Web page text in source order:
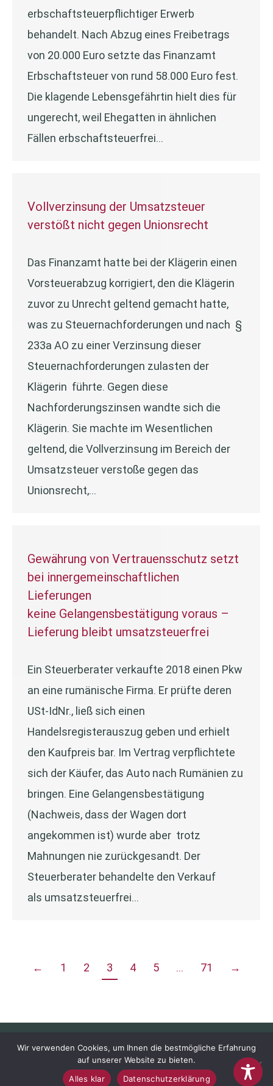
erbschaftsteuerpflichtiger Erwerb
behandelt. Nach Abzug eines Freibetrags
von 20.000 Euro setzte das Finanzamt
Erbschaftsteuer von rund 58.000 Euro fest.
Die klagende Lebensgefährtin hielt dies für
ungerecht, weil Ehegatten in ähnlichen
Fällen erbschaftsteuerfrei…
Vollverzinsung der Umsatzsteuer
verstößt nicht gegen Unionsrecht
Das Finanzamt hatte bei der Klägerin einen
Vorsteuerabzug korrigiert, den die Klägerin
zuvor zu Unrecht geltend gemacht hatte,
was zu Steuernachforderungen und nach §
233a AO zu einer Verzinsung dieser
Steuernachforderungen zulasten der
Klägerin führte. Gegen diese
Nachforderungszinsen wandte sich die
Klägerin. Sie machte im Wesentlichen
geltend, die Vollverzinsung im Bereich der
Umsatzsteuer verstoße gegen das
Unionsrecht,…
Gewährung von Vertrauensschutz setzt
bei innergemeinschaftlichen
Lieferungen
keine Gelangensbestätigung voraus –
Lieferung bleibt umsatzsteuerfrei
Ein Steuerberater verkaufte 2018 einen Pkw
an eine rumänische Firma. Er prüfte deren
USt-IdNr., ließ sich einen
Handelsregisterauszug geben und erhielt
den Kaufpreis bar. Im Vertrag verpflichtete
sich der Käufer, das Auto nach Rumänien zu
bringen. Eine Gelangensbestätigung
(Nachweis, dass der Wagen dort
angekommen ist) wurde aber trotz
Mahnungen nie zurückgesandt. Der
Steuerberater behandelte den Verkauf
als umsatzsteuerfrei…
← 1 2 3 4 5 … 71 →
Dr. Harder & Kollegen Steuerberatungsgesellschaft mbH · Lenzhalde
40 · 70192 Stuttgart
Wir verwenden Cookies, um Ihnen die bestmögliche Erfahrung
auf unserer Website zu bieten.
Alles klar
Datenschutzerklärung